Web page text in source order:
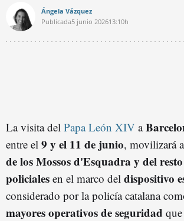
Ángela Vázquez
Publicada5 junio 202613:10h
La visita del Papa León XIV a
entre el 9 y el 11 de junio, movilizará a
de los Mossos d'Esquadra y del
policiales en el marco del dispositivo
considerado por la policía catalana
mayores operativos de seguridad